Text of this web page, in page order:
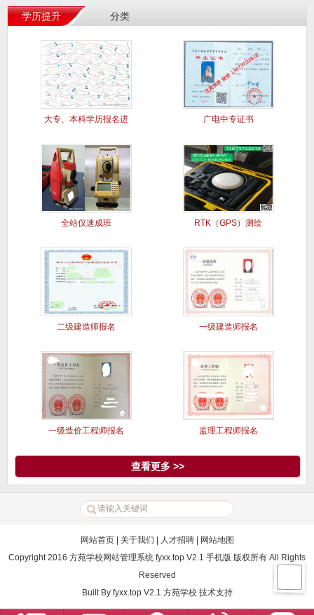
学历提升 分类
大专、本科学历报名进 广电中专证书
全站仪速成班 RTK（GPS）测绘
二级建造师报名 一级建造师报名
一级造价工程师报名 监理工程师报名
查看更多 >>
网站首页| 关于我们 人才招聘|
网站地图
Copyright 2016 方苑学校网站管理系统 fyxx.top V2.1 手机版 版权所有 All Rights
Reserved
Built By fyxx.top V2.1 方苑学校技术支持